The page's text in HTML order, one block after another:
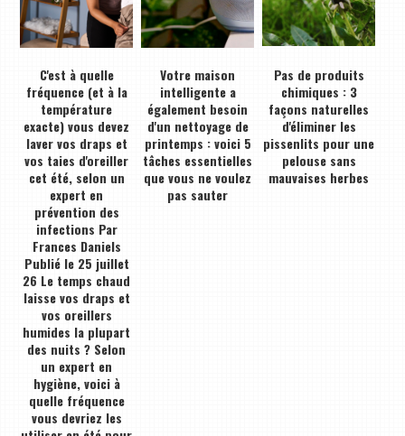
C'est à quelle
fréquence (et à la
température
exacte) vous devez
laver vos draps et
vos taies d'oreiller
cet été, selon un
expert en
prévention des
infections Par
Frances Daniels
Publié le 25 juillet
26 Le temps chaud
laisse vos draps et
vos oreillers
humides la plupart
des nuits ? Selon
un expert en
hygiène, voici à
quelle fréquence
vous devriez les
Votre maison
intelligente a
également besoin
d'un nettoyage de
printemps : voici 5
tâches essentielles
que vous ne voulez
pas sauter
Pas de produits
chimiques : 3
façons naturelles
d'éliminer les
pissenlits pour une
pelouse sans
mauvaises herbes